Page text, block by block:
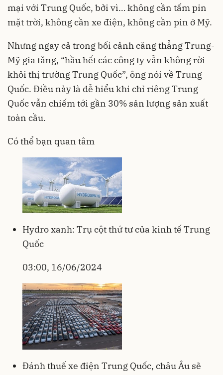
mại với Trung Quốc, bởi vì… không cần tấm pin
mặt trời, không cần xe điện, không cần pin ở Mỹ.
Nhưng ngay cả trong bối cảnh căng thẳng Trung-
Mỹ gia tăng, “hầu hết các công ty vẫn không rời
khỏi thị trường Trung Quốc”, ông nói về Trung
Quốc. Điều này là dễ hiểu khi chỉ riêng Trung
Quốc vẫn chiếm tới gần 30% sản lượng sản xuất
toàn cầu.
Có thể bạn quan tâm
Hydro xanh: Trụ cột thứ tư của kinh tế Trung
Quốc
03:00, 16/06/2024
Đánh thuế xe điện Trung Quốc, châu Âu sẽ